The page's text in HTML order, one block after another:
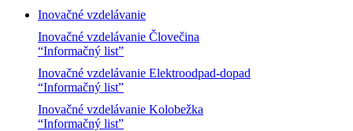
Inovačné vzdelávanie
Inovačné vzdelávanie Človečina
“Informačný list”
Inovačné vzdelávanie Elektroodpad-dopad
“Informačný list”
Inovačné vzdelávanie Kolobežka
“Informačný list”